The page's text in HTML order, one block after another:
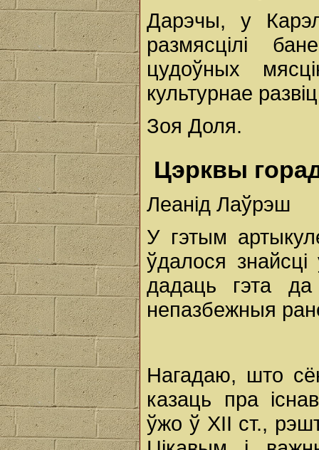
Дарэчы, у
размясцілі
цудоўных
культурнае
Зоя Доля.
Цэрквы
Леанід Лаўрэш
У гэтым
ўдалося
дадаць гэта
непазбежныя
Нагадаю, што
казаць пра
ўжо ў XII ст.,